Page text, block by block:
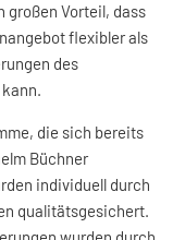
großen Vorteil, dass
flexibler als
des
die sich bereits
Büchner
individuell durch
qualitätsgesichert.